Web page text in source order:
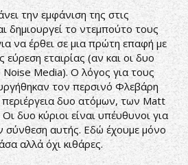
την εμφάνιση της στις
δημιουργεί το ντεμπούτο τους
να έρθει σε μια πρώτη επαφή με
εταιρίας (αν και οι δυο
Media). Ο λόγος για τους
τον περσινό Φλεβάρη
περιέργεια δυο ατόμων, των Matt
δυο κύριοι είναι υπέυθυνοι για
σύνθεση αυτής. Εδώ έχουμε μόνο
αλλά όχι κιθάρες.